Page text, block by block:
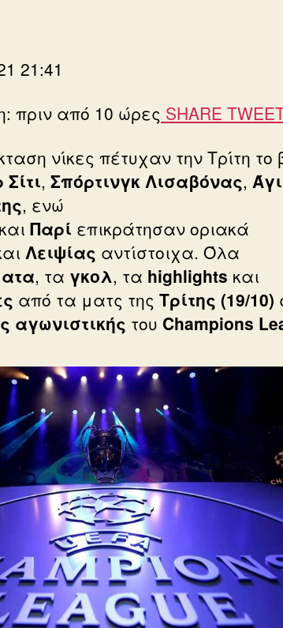
21:41
πριν από 10 ώρες SHARE
νίκες πέτυχαν την Τρίτη το
Σίτι, Σπόρτινγκ Λισαβόνας,
, ενώ
και Παρί επικράτησαν οριακά
Λειψίας αντίστοιχα. Όλα
, τα γκολ, τα highlights και
από τα ματς της Τρίτης (19/10)
αγωνιστικής του Champions